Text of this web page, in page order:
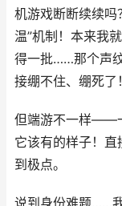
机游戏断断续续吗
温”机制！本来我
得一批……那个声
接绷不住、绷死了！
但端游不一样——
它该有的样子！直
到极点。